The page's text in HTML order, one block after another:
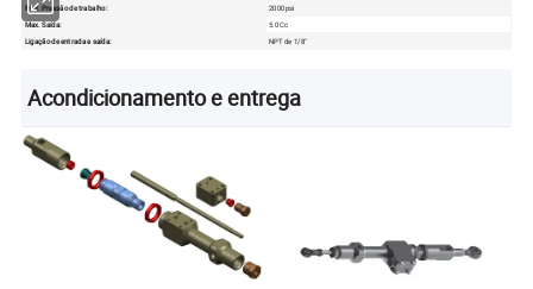
Max. Pressão de trabalho:
2000psi
Max. Saída:
5.0Cc
Ligação de entrada e saída:
NPT de 1/8"
Acondicionamento e entrega